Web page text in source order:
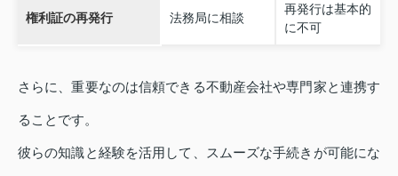
権利証の再発行 法務局に相談
再発行は基本的
に不可
さらに、重要なのは信頼できる不動産会社や専門家と連携す
ることです。
彼らの知識と経験を活用して、スムーズな手続きが可能にな